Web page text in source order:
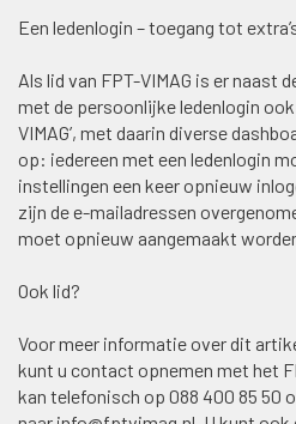
Een ledenlogin – toegang tot
Als lid van FPT-VIMAG is er naast
met de persoonlijke ledenlogin
VIMAG’, met daarin diverse
op: iedereen met een ledenlogin
instellingen een keer opnieuw
zijn de e-mailadressen
moet opnieuw aangemaakt
Ook lid?
Voor meer informatie over dit
kunt u contact opnemen met het
kan telefonisch op 088 400 85 50